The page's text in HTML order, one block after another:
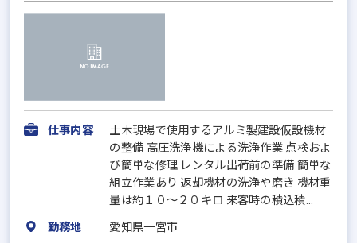
仕事内容
土木現場で使用するアルミ製建設仮設機材
の整備 高圧洗浄機による洗浄作業 点検およ
び簡単な修理 レンタル出荷前の準備 簡単な
組立作業あり 返却機材の洗浄や磨き 機材重
量は約１０～２０キロ 来客時の積込積...
勤務地
愛知県一宮市